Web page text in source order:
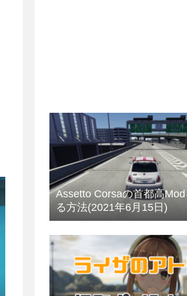
Assetto Corsaの首都高
る方法(2021年6月15日)